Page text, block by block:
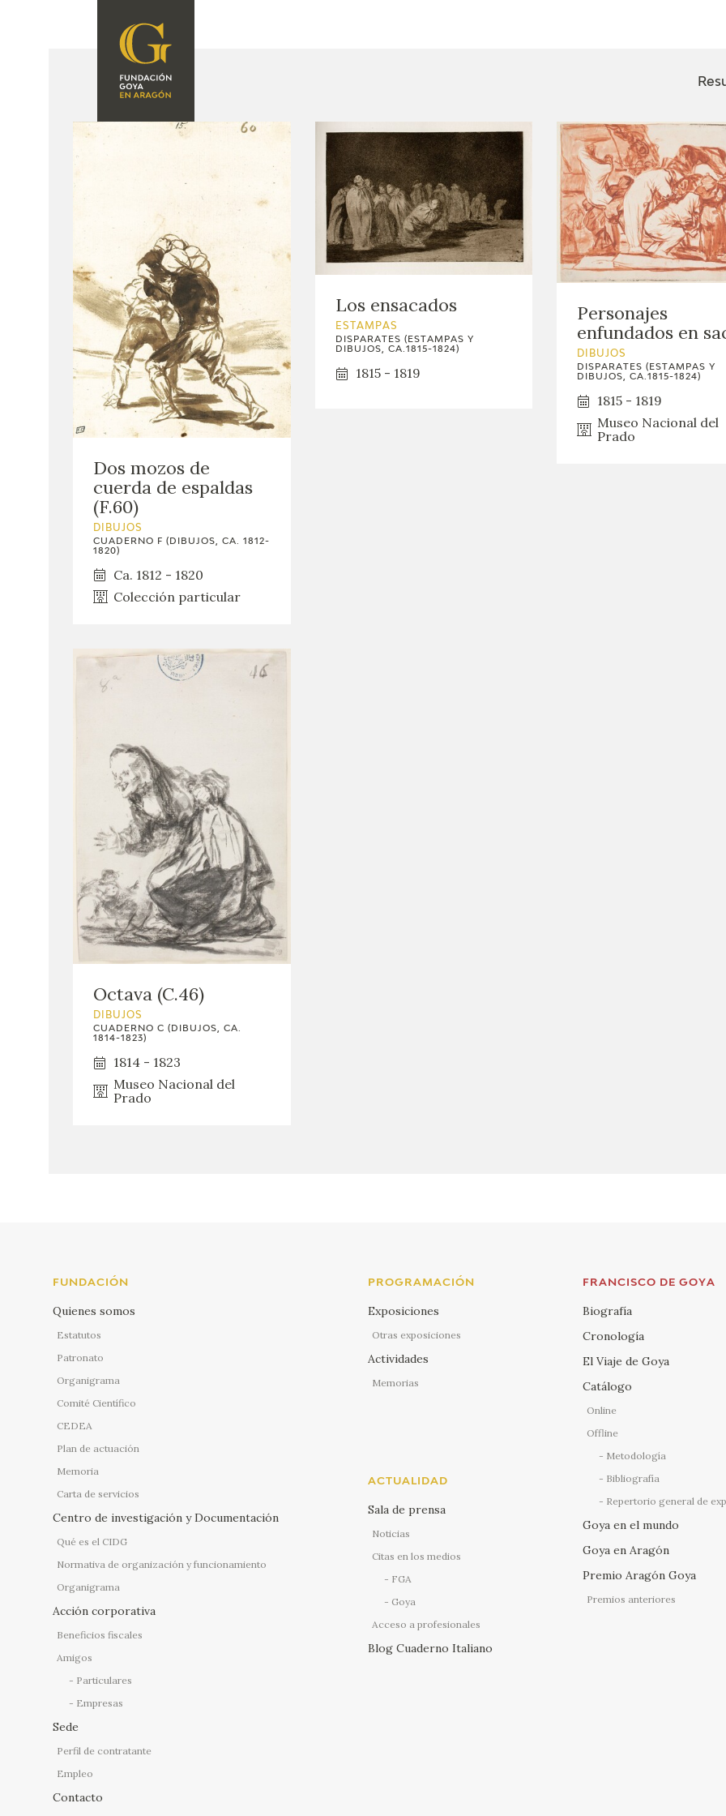
FUNDACIÓN
CONTACTO
BLOG CUADERNO
ITALIANO
CRONOLOGÍA
EL VIAJE DE GOYA
CATÁLOGO
GOYA EN EL MUNDO
GOYA EN ARAGÓN
PREMIO ARAGÓN
EDICIONES
Dos mozos de
cuerda de espaldas
(F.60)
DIBUJOS
CUADERNO F (DIBUJOS, CA. 1812-
1820)
Ca. 1812 - 1820
Colección particular
Los ensacados
ESTAMPAS
DISPARATES (ESTAMPAS Y
DIBUJOS, CA.1815-1824)
1815 - 1819
Personajes
enfundados en
DIBUJOS
DISPARATES (ESTAMPAS Y
DIBUJOS, CA.1815-1824)
1815 - 1819
Museo Nacional del
Prado
Octava (C.46)
DIBUJOS
CUADERNO C (DIBUJOS, CA.
1814-1823)
1814 - 1823
Museo Nacional del
Prado
FUNDACIÓN
Quienes somos
Estatutos
Patronato
Organigrama
Comité Científico
CEDEA
Plan de actuación
Memoria
Carta de servicios
Centro de investigación y Documentación
Qué es el CIDG
Normativa de organización y funcionamiento
Organigrama
Acción corporativa
Beneficios fiscales
Amigos
Particulares
Empresas
Sede
Perfil de contratante
Empleo
Contacto
PROGRAMACIÓN
Exposiciones
Otras exposiciones
Actividades
Memorias
ACTUALIDAD
Sala de prensa
Noticias
Citas en los medios
FGA
Goya
Acceso a profesionales
Blog Cuaderno Italiano
FRANCISCO DE GOYA
Biografía
Cronología
El Viaje de Goya
Catálogo
Online
Offline
Metodología
Bibliografía
Repertorio general de
Goya en el mundo
Goya en Aragón
Premio Aragón Goya
Premios anteriores